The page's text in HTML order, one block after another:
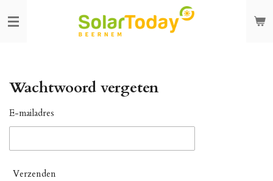
direct
Wachtwoord vergeten
E-mailadres
Verzenden